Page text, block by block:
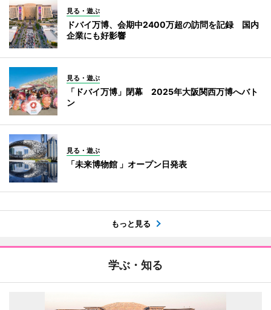
見る・遊ぶ
ドバイ万博、会期中2400万超の訪問を記録 国内
企業にも好影響
見る・遊ぶ
「ドバイ万博」閉幕 2025年大阪関西万博へバト
ン
見る・遊ぶ
「未来博物館 」オープン日発表
もっと見る
学ぶ・知る